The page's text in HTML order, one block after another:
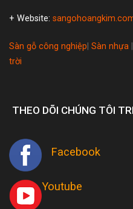
+ Website:
Sàn gỗ công nghiệp Sàn nhựa
trời
THEO DÕI CHÚNG TÔI
Facebook
Youtube